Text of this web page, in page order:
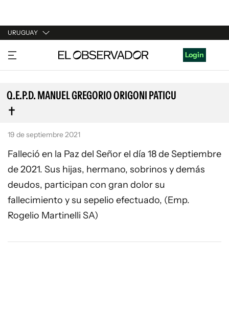
URUGUAY
URUGUAY
ARGENTINA
ESPAÑA
ESTADOS UNIDOS
Login
Q.E.P.D. MANUEL GREGORIO ORIGONI PATICU
19 de septiembre 2021
Falleció en la Paz del Señor el día 18 de Septiembre
de 2021. Sus hijas, hermano, sobrinos y demás
deudos, participan con gran dolor su
fallecimiento y su sepelio efectuado, (Emp.
Rogelio Martinelli SA)